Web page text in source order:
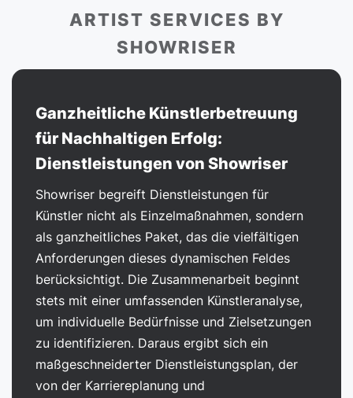
ARTIST SERVICES BY
SHOWRISER
Ganzheitliche Künstlerbetreuung
für Nachhaltigen Erfolg:
Dienstleistungen von Showriser
Showriser begreift Dienstleistungen für
Künstler nicht als Einzelmaßnahmen, sondern
als ganzheitliches Paket, das die vielfältigen
Anforderungen dieses dynamischen Feldes
berücksichtigt. Die Zusammenarbeit beginnt
stets mit einer umfassenden Künstleranalyse,
um individuelle Bedürfnisse und Zielsetzungen
zu identifizieren. Daraus ergibt sich ein
maßgeschneiderter Dienstleistungsplan, der
von der Karriereplanung und